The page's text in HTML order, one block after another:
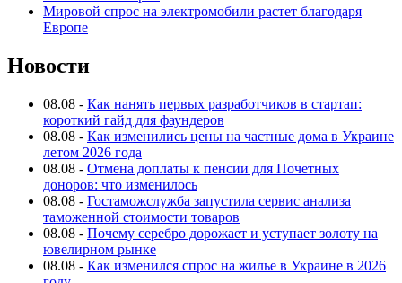
Мировой спрос на электромобили растет благодаря
Европе
Новости
08.08 - Как нанять первых разработчиков в стартап:
короткий гайд для фаундеров
08.08 - Как изменились цены на частные дома в Украине
летом 2026 года
08.08 - Отмена доплаты к пенсии для Почетных
доноров: что изменилось
08.08 - Гостаможслужба запустила сервис анализа
таможенной стоимости товаров
08.08 - Почему серебро дорожает и уступает золоту на
ювелирном рынке
08.08 - Как изменился спрос на жилье в Украине в 2026